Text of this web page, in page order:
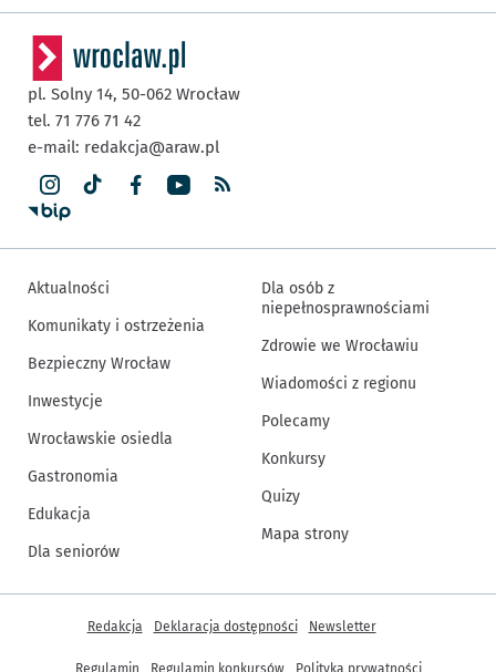
pl. Solny 14, 50-062 Wrocław
tel. 71 776 71 42
e-mail: redakcja@araw.pl
Aktualności
Komunikaty i ostrzeżenia
Bezpieczny Wrocław
Inwestycje
Wrocławskie osiedla
Gastronomia
Edukacja
Dla seniorów
Dla osób z
niepełnosprawnościami
Zdrowie we Wrocławiu
Wiadomości z regionu
Polecamy
Konkursy
Quizy
Mapa strony
Inne informacje
Redakcja Deklaracja dostępności Newsletter
Regulamin Regulamin konkursów Polityka prywatności